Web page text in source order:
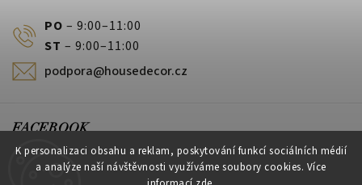
K personalizaci obsahu a reklam, poskytování funkcí sociálních médií
a analýze naší návštěvnosti využíváme soubory cookies. Více
PO – 9:00–11:00
ST – 9:00–11:00
podpora@housedecor.cz
FACEBOOK